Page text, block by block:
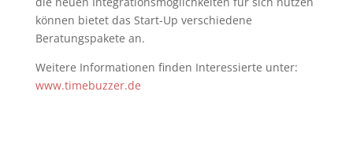
können bietet das Start-Up verschiedene
Beratungspakete an.
Weitere Informationen finden Interessierte unter:
www.timebuzzer.de